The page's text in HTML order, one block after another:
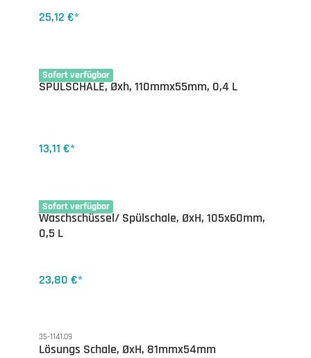
25,12 €*
Sofort verfügbar
35-1140.10
SPÜLSCHALE, Øxh, 110mmx55mm, 0,4 L
13,11 €*
Sofort verfügbar
35-1143.15
Waschschüssel/ Spülschale, ØxH, 105x60mm,
0,5 L
23,80 €*
35-1141.09
Lösungs Schale, ØxH, 81mmx54mm